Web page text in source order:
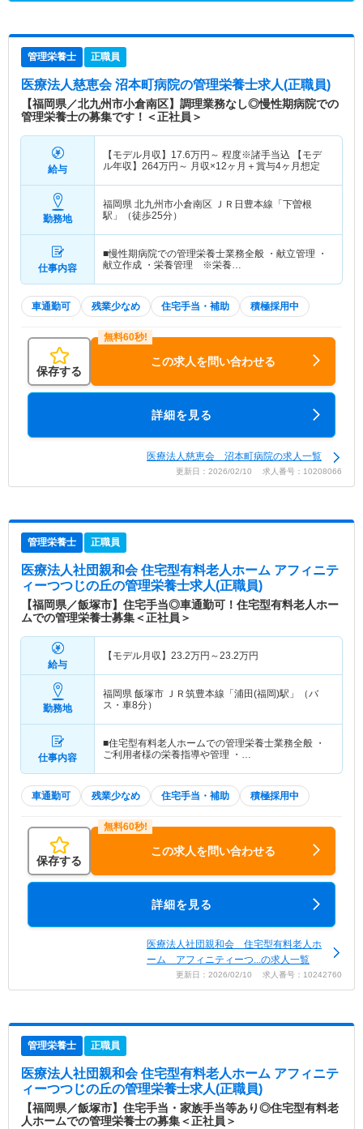
管理栄養士 正職員
医療法人慈恵会 沼本町病院の管理栄養士求人(正職員)
【福岡県／北九州市小倉南区】調理業務なし◎慢性期病院での
管理栄養士の募集です！＜正社員＞
給与
【モデル月収】 17.6万円～ 程度※諸手当込 【モデ
ル年収】 264万円～ 月収×12ヶ月＋賞与4ヶ月想定
勤務地
福岡県 北九州市小倉南区 ＪＲ日豊本線「下曽根
駅」（徒歩25分）
仕事内容
■慢性期病院での管理栄養士業務全般 ・献立管理 ・
献立作成 ・栄養管理 ※栄養…
車通勤可 残業少なめ 住宅手当・補助 積極採用中
保存する
この求人を問い合わせる
詳細を見る
医療法人慈恵会 沼本町病院の求人一覧
更新日：2026/02/10 求人番号：10208066
管理栄養士 正職員
医療法人社団親和会 住宅型有料老人ホーム アフィニテ
ィーつつじの丘の管理栄養士求人(正職員)
【福岡県／飯塚市】住宅手当◎車通勤可！住宅型有料老人ホー
ムでの管理栄養士募集＜正社員＞
給与
【モデル月収】 23.2万円～23.2万円
勤務地
福岡県 飯塚市 ＪＲ筑豊本線「浦田(福岡)駅」（バ
ス・車8分）
仕事内容
■住宅型有料老人ホームでの管理栄養士業務全般 ・
ご利用者様の栄養指導や管理 ・…
車通勤可 残業少なめ 住宅手当・補助 積極採用中
保存する
この求人を問い合わせる
詳細を見る
医療法人社団親和会 住宅型有料老人ホ
ーム アフィニティーつ...の求人一覧
更新日：2026/02/10 求人番号：10242760
管理栄養士 正職員
医療法人社団親和会 住宅型有料老人ホーム アフィニテ
ィーつつじの丘の管理栄養士求人(正職員)
【福岡県／飯塚市】住宅手当・家族手当等あり◎住宅型有料老
人ホームでの管理栄養士の募集＜正社員＞